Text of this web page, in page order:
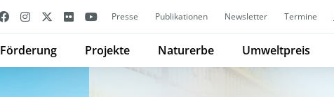
Presse Publikationen Newsletter Termine
Förderung Projekte Naturerbe Umweltpreis